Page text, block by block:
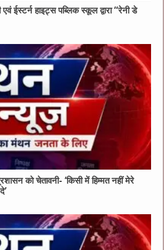
ईस्टर्न हाइट्स पब्लिक स्कूल द्वारा “रेनी डे
को चेतावनी- ‘किसी में हिम्मत नहीं मेरे